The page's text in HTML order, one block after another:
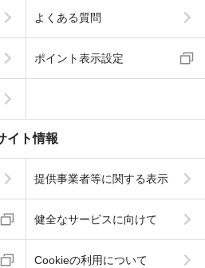
よくある質問
ポイント表示設定
イト情報
提供事業者等に関する表示
健全なサービスに向けて
Cookieの利用について